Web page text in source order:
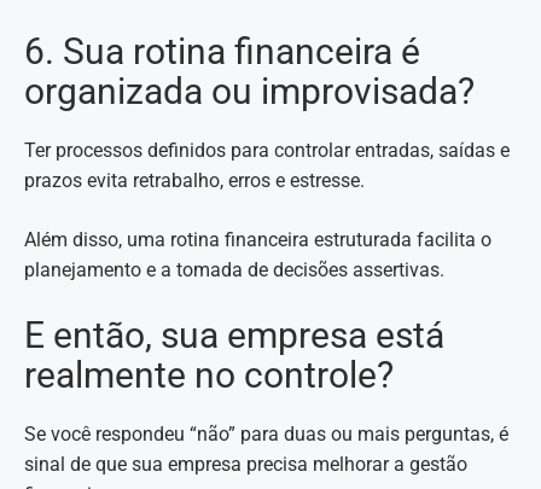
6. Sua rotina financeira é
organizada ou improvisada?
Ter processos definidos para controlar entradas, saídas e
prazos evita retrabalho, erros e estresse.
Além disso, uma rotina financeira estruturada facilita o
planejamento e a tomada de decisões assertivas.
E então, sua empresa está
realmente no controle?
Se você respondeu “não” para duas ou mais perguntas, é
sinal de que sua empresa precisa melhorar a gestão